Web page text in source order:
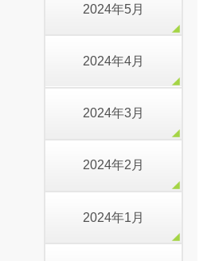
2024年5月
2024年4月
2024年3月
2024年2月
2024年1月